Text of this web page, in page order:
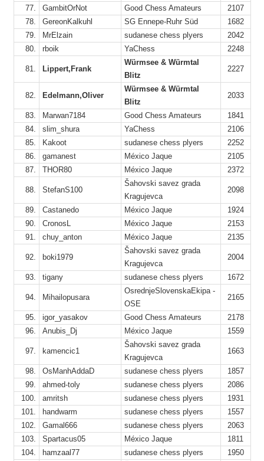
77. GambitOrNot Good Chess Amateurs
2107
78.
GereonKalkuhl SG Ennepe-Ruhr Süd
1682
79.
MrElzain sudanese chess plyers
2042
80.
rboik YaChess 2248
81. Lippert,Frank
Würmsee & Würmtal
Blitz
2227
82. Edelmann,Oliver
Würmsee & Würmtal
Blitz
2033
83. Marwan7184 Good Chess Amateurs
1841
84.
slim_shura YaChess
2106
85.
Kakoot sudanese chess plyers
2252
86.
gamanest México Jaque
2105
87.
THOR80 México Jaque 2372
88. StefanS100
Šahovski savez grada
Kragujevca
2098
89. Castanedo México Jaque
1924
90.
CronosL México Jaque
2153
91.
chuy_anton México Jaque 2135
92. boki1979
Šahovski savez grada
Kragujevca
2004
93. tigany sudanese chess plyers 1672
94. Mihailopusara
OsrednjeSlovenskaEkipa -
OSE
2165
95. igor_yasakov Good Chess Amateurs
2178
96.
Anubis_Dj México Jaque 1559
97. kamencic1
Šahovski savez grada
Kragujevca
1663
98. OsManhAddaD sudanese chess plyers
1857
99.
ahmed-toly sudanese chess plyers
2086
100.
amritsh sudanese chess plyers
1931
101.
handwarm sudanese chess plyers
1557
102.
Gamal666 sudanese chess plyers
2063
103.
Spartacus05 México Jaque
1811
104.
hamzaal77 sudanese chess plyers 1950